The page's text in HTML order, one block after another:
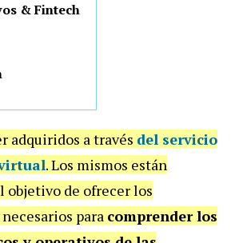
& Fintech
adquiridos a través del servicio
. Los mismos están
objetivo de ofrecer los
para comprender los